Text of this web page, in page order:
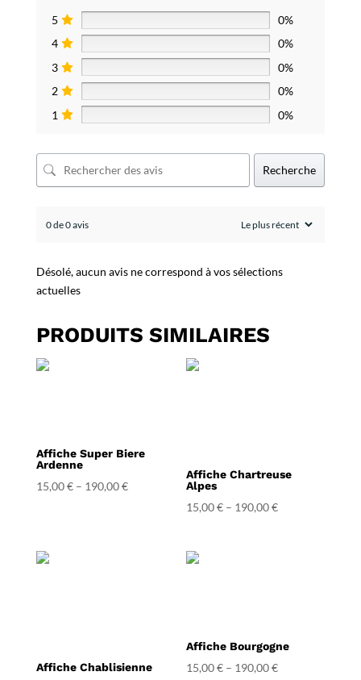
5
0%
4
0%
3
0%
2
0%
1
0%
Recherche
0 de 0 avis
Désolé, aucun avis ne correspond à vos sélections
actuelles
PRODUITS SIMILAIRES
Affiche Super Biere
Ardenne
15,00€– 190,00€
Affiche Chartreuse
Alpes
15,00€ – 190,00€
Affiche Chablisienne
Affiche Bourgogne
15,00€ – 190,00€